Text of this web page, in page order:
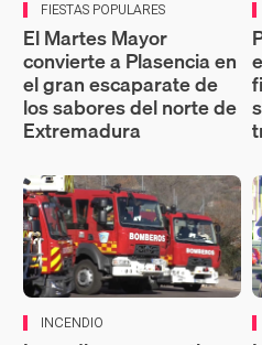
FIESTAS POPULARES
El Martes Mayor
convierte a Plasencia en
el gran escaparate de
los sabores del norte de
Extremadura
INCENDIO